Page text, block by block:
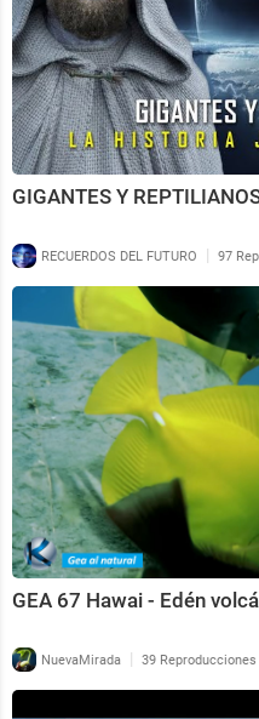
GIGANTES Y
RECUERDOS DEL FUTURO | 97
GEA 67 Hawai - Edén
NuevaMirada | 39 Reproducciones